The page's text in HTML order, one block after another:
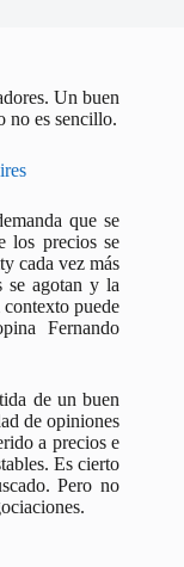
Un buen
no es sencillo.
que se
los precios se
cada vez más
se agotan y la
contexto puede
Fernando
de un buen
de opiniones
a precios e
Es cierto
Pero no